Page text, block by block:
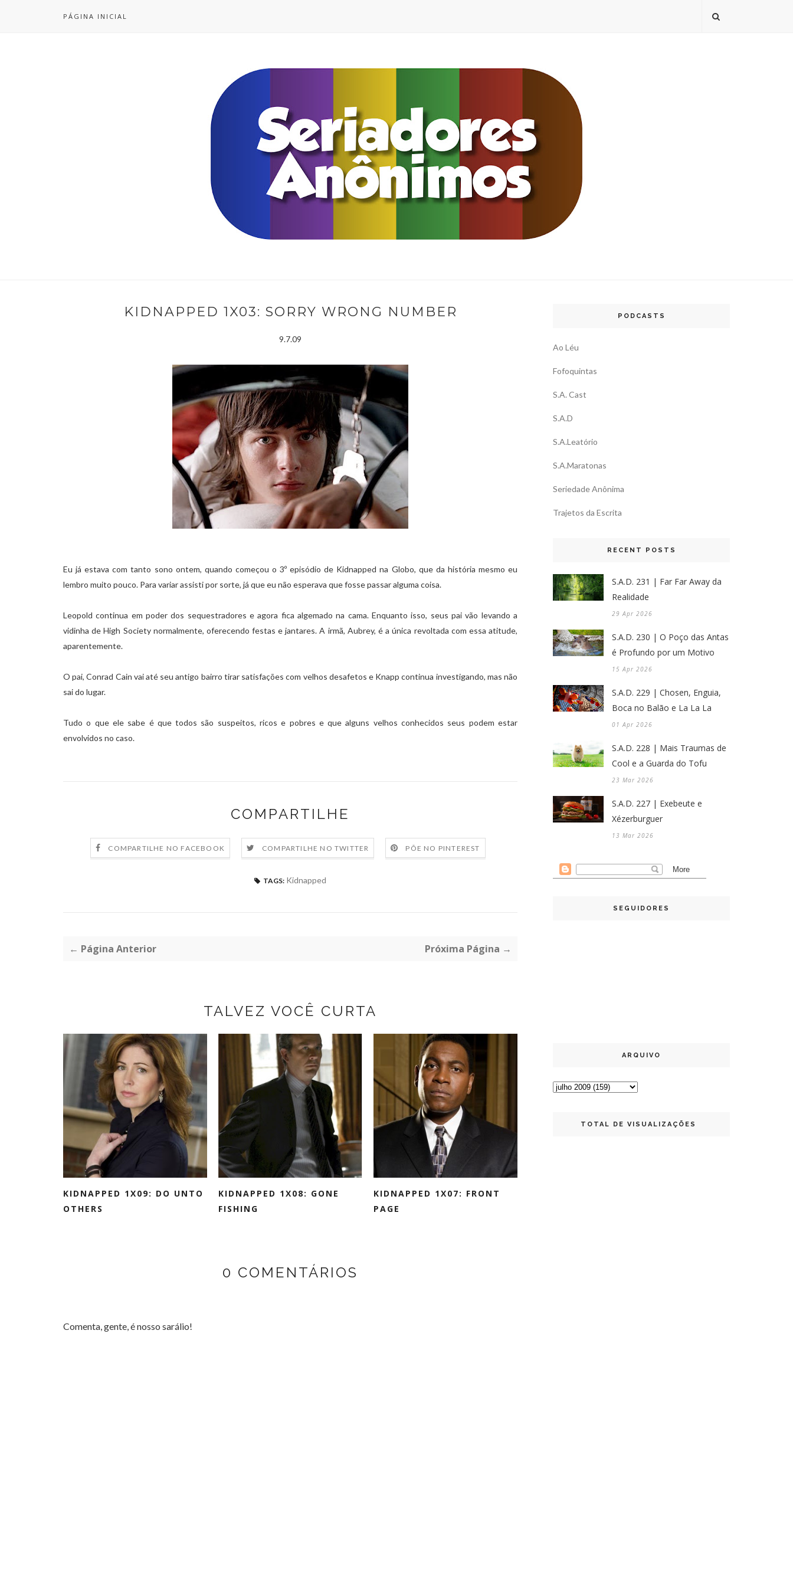
PÁGINA INICIAL
KIDNAPPED 1X03: SORRY WRONG NUMBER
9.7.09
Eu já estava com tanto sono ontem, quando começou o 3º episódio de Kidnapped na Globo, que da história mesmo eu
lembro muito pouco. Para variar assisti por sorte, já que eu não esperava que fosse passar alguma coisa.
Leopold continua em poder dos sequestradores e agora fica algemado na cama. Enquanto isso, seus pai vão levando a
vidinha de High Society normalmente, oferecendo festas e jantares. A irmã, Aubrey, é a única revoltada com essa atitude,
aparentemente.
O pai, Conrad Cain vai até seu antigo bairro tirar satisfações com velhos desafetos e Knapp continua investigando, mas não
sai do lugar.
Tudo o que ele sabe é que todos são suspeitos, ricos e pobres e que alguns velhos conhecidos seus podem estar
envolvidos no caso.
COMPARTILHE
COMPARTILHE NO FACEBOOK COMPARTILHE NO TWITTER PÕE NO PINTEREST
TAGS: Kidnapped
← Página Anterior Próxima Página →
TALVEZ VOCÊ CURTA
KIDNAPPED 1X09: DO UNTO
OTHERS
KIDNAPPED 1X08: GONE
FISHING
KIDNAPPED 1X07: FRONT
PAGE
0 COMENTÁRIOS
Comenta, gente, é nosso sarálio!
PODCASTS
Ao Léu
Fofoquintas
S.A. Cast
S.A.D
S.A.Leatório
S.A.Maratonas
Seriedade Anônima
Trajetos da Escrita
RECENT POSTS
S.A.D. 231 | Far Far Away da
Realidade
29 Apr 2026
S.A.D. 230 | O Poço das Antas
é Profundo por um Motivo
15 Apr 2026
S.A.D. 229 | Chosen, Enguia,
Boca no Balão e La La La
01 Apr 2026
S.A.D. 228 | Mais Traumas de
Cool e a Guarda do Tofu
23 Mar 2026
S.A.D. 227 | Exebeute e
Xézerburguer
13 Mar 2026
SEGUIDORES
ARQUIVO
TOTAL DE VISUALIZAÇÕES